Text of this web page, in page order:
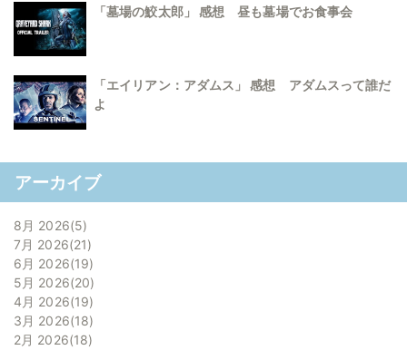
「墓場の鮫太郎」 感想 昼も墓場でお食事会
「エイリアン：アダムス」 感想 アダムスって誰だ
よ
アーカイブ
8月 2026 5
7月 2026 21
6月 2026 19
5月 2026 20
4月 2026 19
3月 2026 18
2月 2026 18